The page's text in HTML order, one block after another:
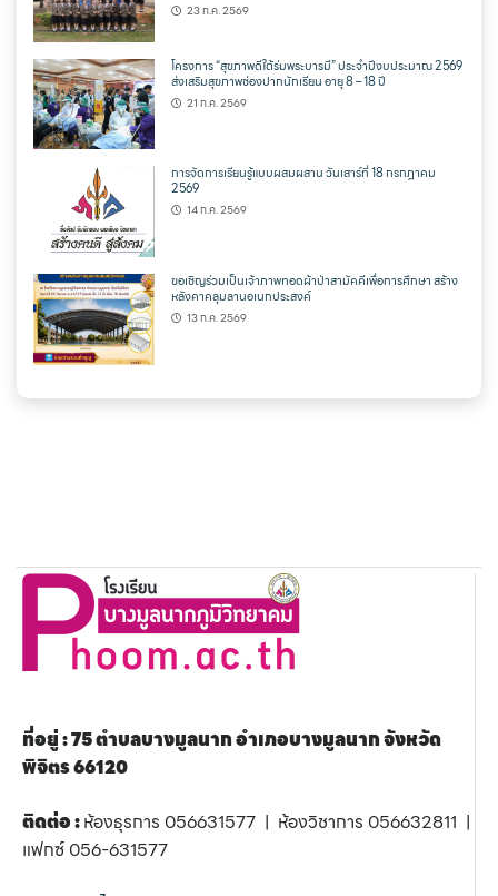
23 ก.ค. 2569
โครงการ “สุขภาพดีใต้ร่มพระบารมี” ประจำปีงบประมาณ 2569
ส่งเสริมสุขภาพช่องปากนักเรียน อายุ 8 – 18 ปี
21 ก.ค. 2569
การจัดการเรียนรู้แบบผสมผสาน วันเสาร์ที่ 18 กรกฎาคม
2569
14 ก.ค. 2569
ขอเชิญร่วมเป็นเจ้าภาพทอดผ้าป่าสามัคคีเพื่อการศึกษา สร้าง
หลังคาคลุมลานอเนกประสงค์
13 ก.ค. 2569
ที่อยู่ : 75 ตำบลบางมูลนาก อำเภอบางมูลนาก จังหวัด
พิจิตร 66120
ติดต่อ :ห้องธุรการ 056631577 | ห้องวิชาการ 056632811 |
แฟกซ์ 056-631577